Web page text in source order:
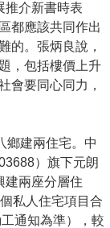
推介新書時表
都應該共同作出
的。張炳良說，
，包括樓價上升
會要同心同力，
鄉建兩住宅。中
）旗下元朗
建兩座分層住
私人住宅項目合
通知為準），較